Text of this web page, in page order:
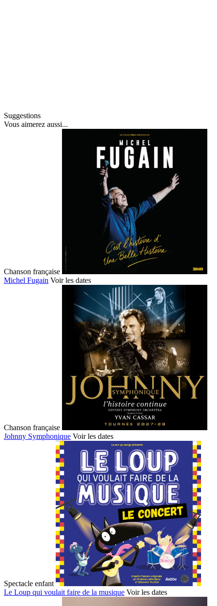
Suggestions
Vous aimerez aussi...
Chanson française
Michel Fugain Voir les dates
Chanson française
Johnny Symphonique Voir les dates
Spectacle enfant
Le Loup qui voulait faire de la musique Voir les dates